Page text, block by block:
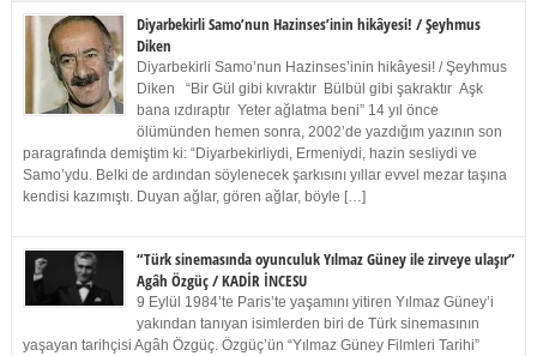
Diyarbekirli Samo’nun Hazinses’inin hikâyesi! / Şeyhmus
Diken
Diyarbekirli Samo’nun Hazinses’inin hikâyesi! / Şeyhmus
Diken “Bir Gül gibi kıvraktır Bülbül gibi şakraktır Aşk
bana ızdıraptır Yeter ağlatma beni” 14 yıl önce
ölümünden hemen sonra, 2002’de yazdığım yazının son
paragrafında demiştim ki: “Diyarbekirliydi, Ermeniydi, hazin sesliydi ve
Samo’ydu. Belki de ardından söylenecek şarkısını yıllar evvel mezar taşına
kendisi kazımıştı. Duyan ağlar, gören ağlar, böyle […]
“Türk sinemasında oyunculuk Yılmaz Güney ile zirveye ulaşır”
Agâh Özgüç / KADİR İNCESU
9 Eylül 1984’te Paris’te yaşamını yitiren Yılmaz Güney’i
yakından tanıyan isimlerden biri de Türk sinemasının
yaşayan tarihçisi Agâh Özgüç. Özgüç’ün “Yılmaz Güney Filmleri Tarihi”